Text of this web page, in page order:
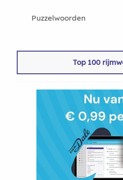
Puzzelwoorden
Top 100